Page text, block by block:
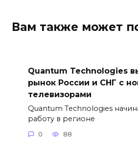
Вам также может
Quantum Technologies
рынок России и СНГ с
телевизорами
Quantum Technologies
работу в регионе
0 88